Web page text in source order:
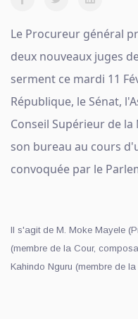
Le Procureur général
deux nouveaux juges
serment ce mardi 11
République, le Sénat,
Conseil Supérieur de
son bureau au cours
convoquée par le
Il s'agit de M. Moke Mayele
(membre de la Cour,
Kahindo Nguru (membre de